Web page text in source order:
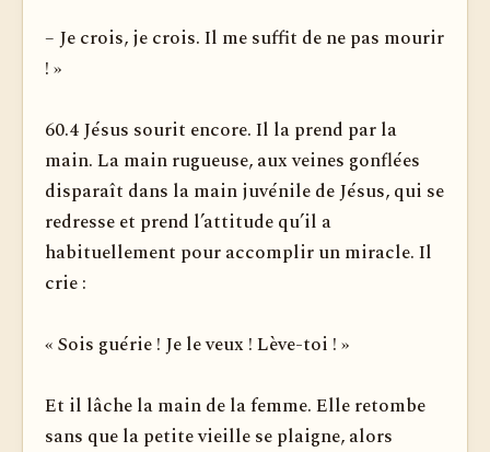
– Je crois, je crois. Il me suffit de ne pas mourir
! »
60.4 Jésus sourit encore. Il la prend par la
main. La main ru­gueuse, aux veines gonflées
disparaît dans la main juvénile de Jésus, qui se
redresse et prend l’attitude qu’il a
habituellement pour accomplir un miracle. Il
crie :
« Sois guérie ! Je le veux ! Lève-toi ! »
Et il lâche la main de la femme. Elle retombe
sans que la petite vieille se plaigne, alors